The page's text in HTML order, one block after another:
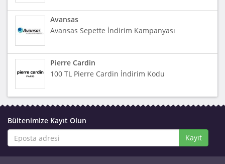
Avansas
Avansas Sepette İndirim Kampanyası
Pierre Cardin
100 TL Pierre Cardin İndirim Kodu
Bültenimize Kayıt Olun
Kayıt